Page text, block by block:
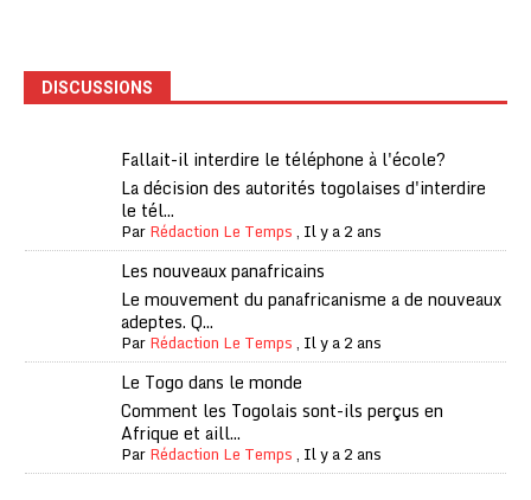
DISCUSSIONS
Fallait-il interdire le téléphone à l'école?
La décision des autorités togolaises d'interdire
le tél...
ParRédaction Le Temps, Il y a 2 ans
Les nouveaux panafricains
Le mouvement du panafricanisme a de nouveaux
adeptes. Q...
ParRédaction Le Temps, Il y a 2 ans
Le Togo dans le monde
Comment les Togolais sont-ils perçus en
Afrique et aill...
ParRédaction Le Temps, Il y a 2 ans